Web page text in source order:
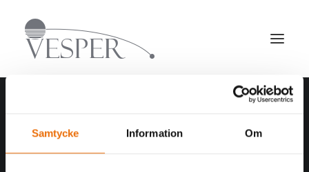
Samtycke Information Om
PERSONSÄKERHET I SVERIGE